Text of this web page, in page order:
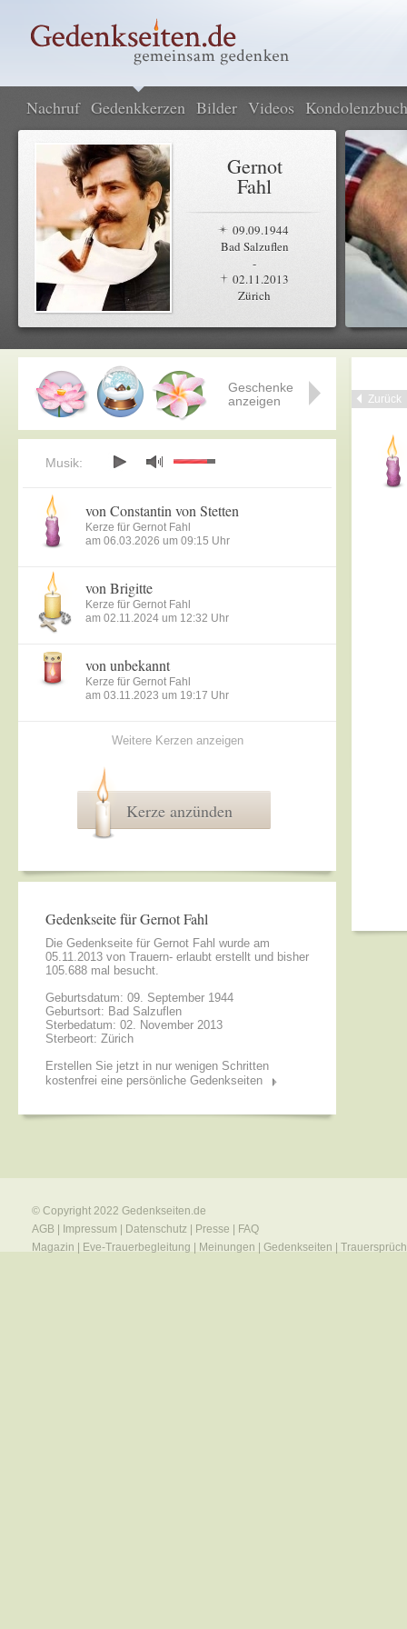
Nachruf Gedenkkerzen Bilder Videos Kondolenzbuch
Gernot
Fahl
09.09.1944
Bad Salzuflen
-
02.11.2013
Zürich
Zurück
Geschenke
anzeigen
Musik:
von Constantin von Stetten
Kerze für Gernot Fahl
am 06.03.2026 um 09:15 Uhr
von Brigitte
Kerze für Gernot Fahl
am 02.11.2024 um 12:32 Uhr
von unbekannt
Kerze für Gernot Fahl
am 03.11.2023 um 19:17 Uhr
Weitere Kerzen anzeigen
Kerze anzünden
Gedenkseite für Gernot Fahl
Die Gedenkseite für Gernot Fahl wurde am
05.11.2013 von Trauern- erlaubt erstellt und bisher
105.688 mal besucht.
Geburtsdatum: 09. September 1944
Geburtsort: Bad Salzuflen
Sterbedatum: 02. November 2013
Sterbeort: Zürich
Erstellen Sie jetzt in nur wenigen Schritten
kostenfrei eine persönliche Gedenkseiten
© Copyright 2022 Gedenkseiten.de
AGB
Impressum Datenschutz Presse
FAQ
Magazin
Eve-Trauerbegleitung Meinungen Gedenkseiten